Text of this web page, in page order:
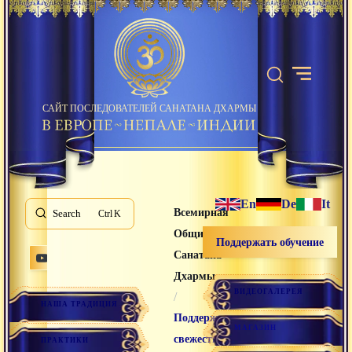
САЙТ ПОСЛЕДОВАТЕЛЕЙ САНАТАНА ДХАРМЫ
Search K
НАША ТРАДИЦИЯ
ПРАКТИКИ
Всемирная
Община
Санатана
Дхармы
/
Поддержание
свежести
En De It
Поддержать обучение
ВИДЕОГАЛЕРЕЯ
МАГАЗИН